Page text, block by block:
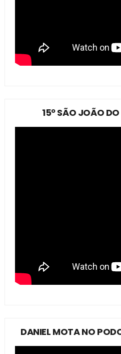
15º SÃO JOÃO
DANIEL MOTA NO